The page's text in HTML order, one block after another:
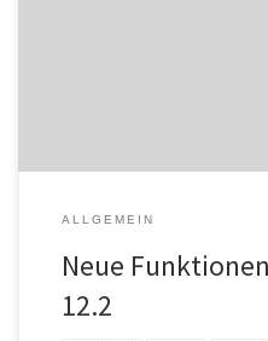
ALLGEMEIN
Neue
12.2